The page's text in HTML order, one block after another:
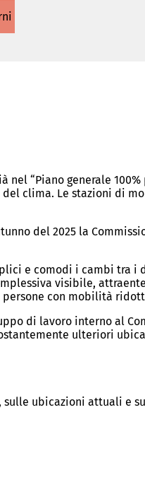
in
una
“Piano generale 100%
clima. Le stazioni di
del 2025 la
e comodi i cambi tra
visibile,
persone con mobilità
di lavoro interno al
ulteriori
ubicazioni attuali e